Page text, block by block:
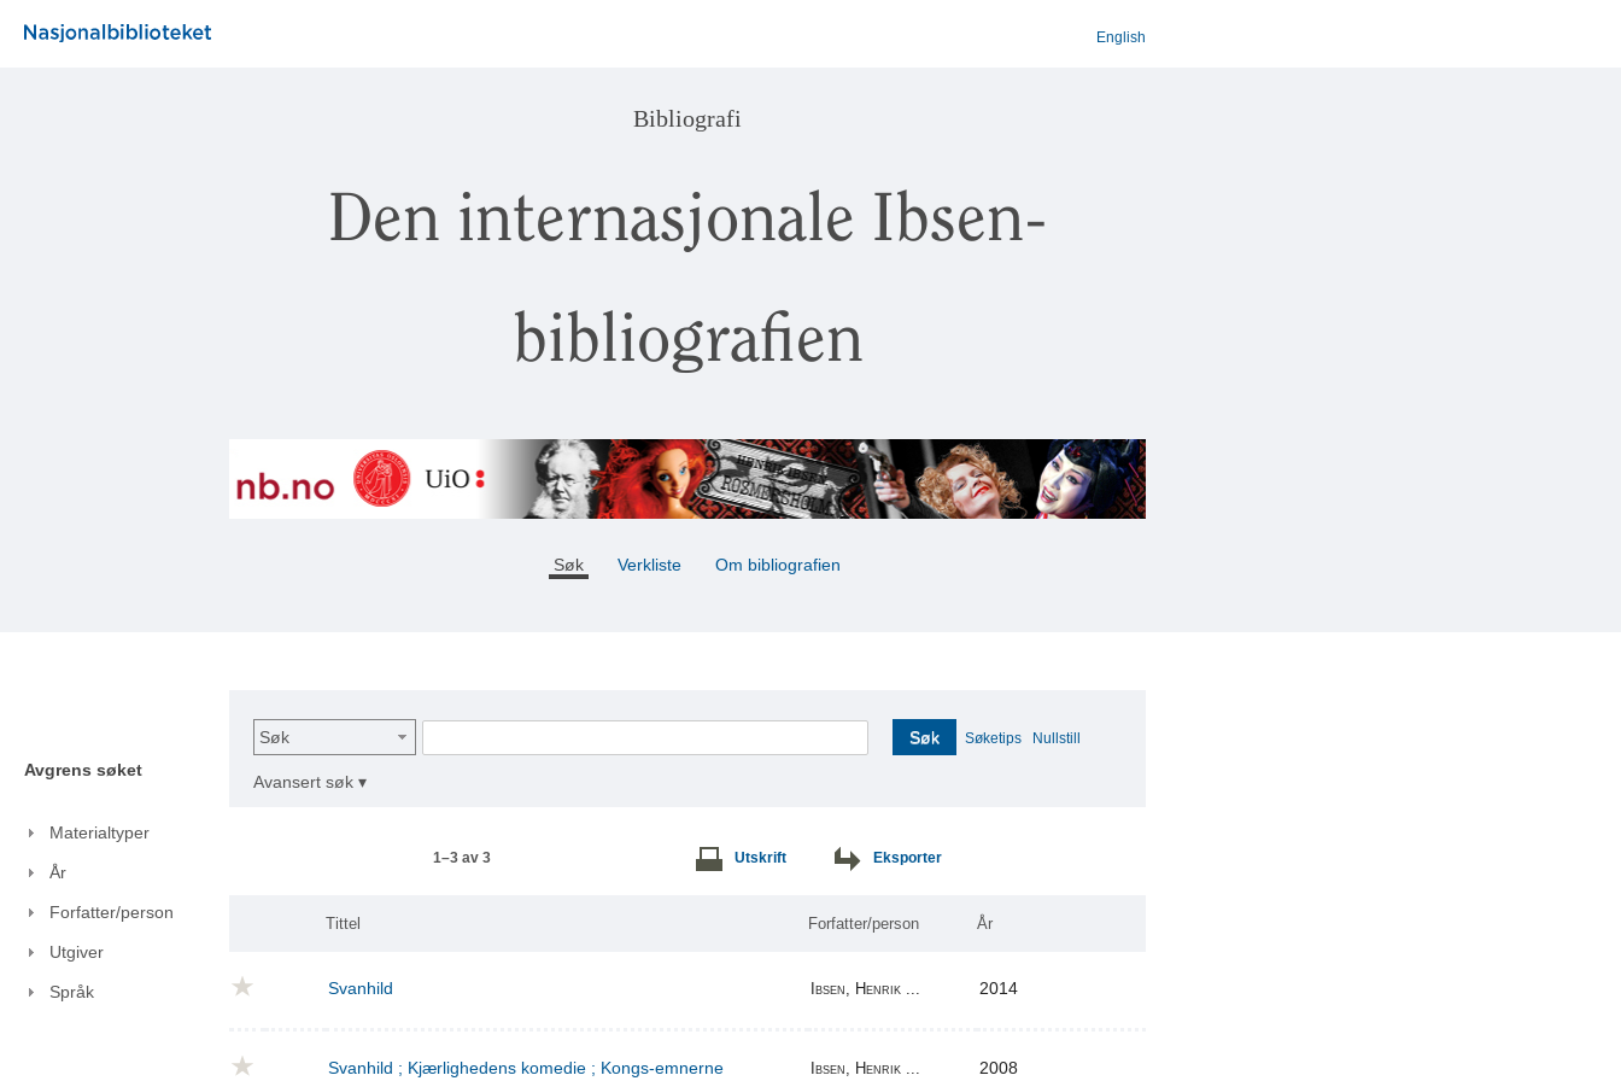
English
Bibliografi
Den internasjonale Ibsen-
bibliografien
Søk Verkliste Om bibliografien
Avgrens søket
Materialtyper
År
Forfatter/person
Utgiver
Språk
Søk Søk Søketips Nullstill
Avansert søk ▾
1–3 av 3 Utskrift Eksporter
Tittel Forfatter/person År
Svanhild Ibsen, Henrik ... 2014
Svanhild ; Kjærlighedens komedie ; Kongs-emnerne Ibsen, Henrik ... 2008